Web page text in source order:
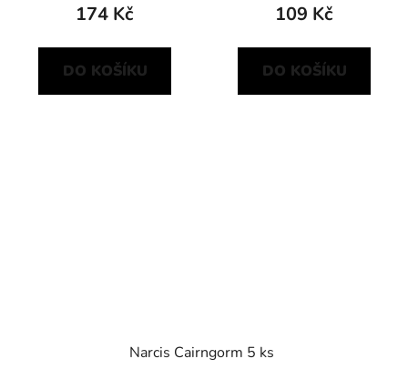
174 Kč
DO KOŠÍKU
109 Kč
DO KOŠÍKU
Narcis Cairngorm 5 ks